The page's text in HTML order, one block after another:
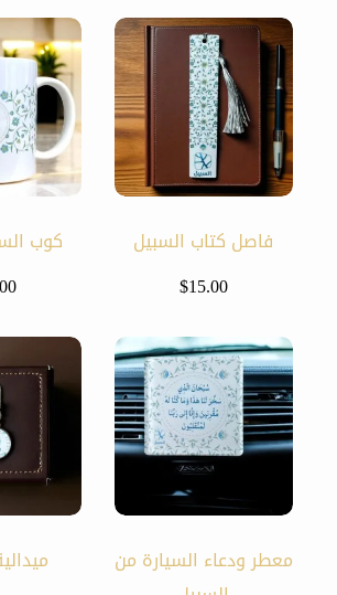
فاصل كتاب السبيل
$15.00
كوب
معطر ودعاء السيارة من